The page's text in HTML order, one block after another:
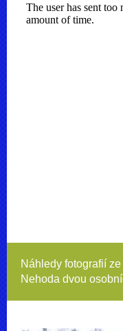
Náhledy fotografií
Nehoda dvou